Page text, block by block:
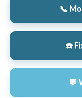
📞
☎️
💬